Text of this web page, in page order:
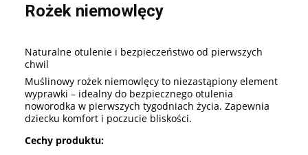
Rożek niemowlęcy
Naturalne otulenie i bezpieczeństwo od pierwszych
chwil
Muślinowy rożek niemowlęcy to niezastąpiony element
wyprawki – idealny do bezpiecznego otulenia
noworodka w pierwszych tygodniach życia. Zapewnia
dziecku komfort i poczucie bliskości.
Cechy produktu: